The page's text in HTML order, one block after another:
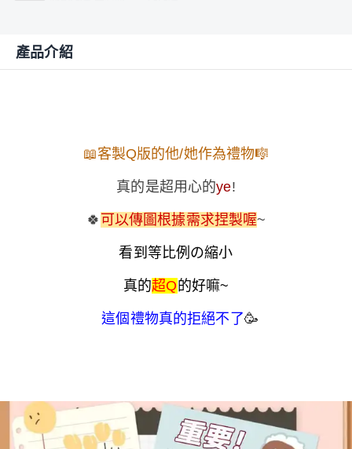
產品介紹
📖客製Q版的他/她作為禮物🎼
真的是超用心的ye!
🍀 可以傳圖根據需求捏製喔~
看到等比例の縮小
真的超Q的好嘛~
這個禮物真的拒絕不了🥳